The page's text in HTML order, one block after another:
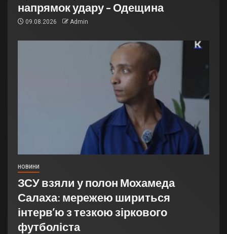
напрямок удару – Одещина
09.08.2026 Admin
НОВИНИ
ЗСУ взяли у полон Мохамеда
Салаха: мережею шириться
інтерв’ю з тезкою зіркового
футболіста